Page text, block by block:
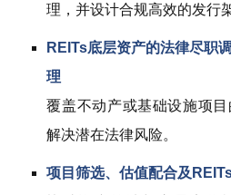
理，并设计合规高效的发行
REITs底层资产的法律尽职
理
覆盖不动产或基础设施项
解决潜在法律风险。
项目筛选、估值配合及